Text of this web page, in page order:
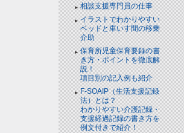
相談支援専門員の仕事
イラストでわかりやすい
ベッドと⾞いす間の移乗
介助
保育所児童保育要録の書
き方・ポイントを徹底解
説！
項目別の記入例も紹介
F-SOAIP（生活支援記録
法）とは？
わかりやすい介護記録・
支援経過記録の書き方を
例文付きで紹介！